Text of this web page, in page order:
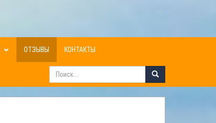
ОТЗЫВЫ КОНТАКТЫ